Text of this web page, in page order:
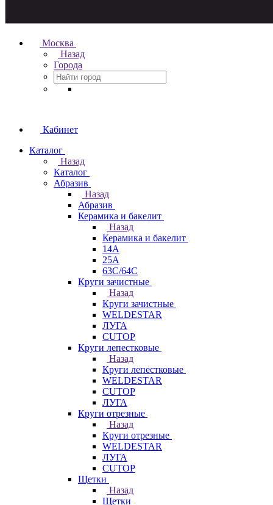
Москва
Назад
Города
Кабинет
Каталог
Назад
Каталог
Абразив
Назад
Абразив
Керамика и бакелит
Назад
Керамика и бакелит
14А
25А
63С/64С
Круги зачистные
Назад
Круги зачистные
WELDESTAR
ЛУГА
CUTOP
Круги лепестковые
Назад
Круги лепестковые
WELDESTAR
CUTOP
ЛУГА
Круги отрезные
Назад
Круги отрезные
WELDESTAR
ЛУГА
CUTOP
Щетки
Назад
Щетки